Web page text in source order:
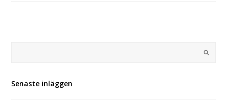
Submit
Senaste inläggen